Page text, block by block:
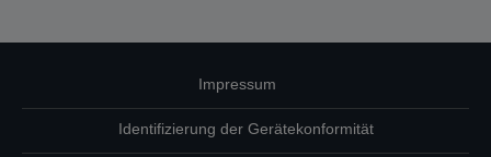
Impressum
Identifizierung der Gerätekonformität